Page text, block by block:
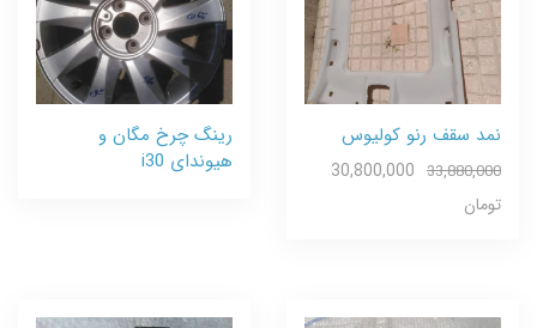
نمد سقف رنو کولیوس
33,880,000
30,800,000
تومان
رینگ چرخ مگان و
هیوندای i30